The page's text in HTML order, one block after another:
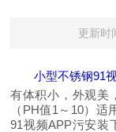
更新时
小型不锈钢91
有体积小，外观美
（PH值1～10）适用
91视频APP污安装